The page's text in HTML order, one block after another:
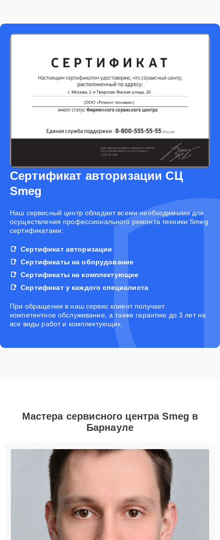
Сертификат авторизации СЦ
Smeg
Наш сервисный центр обладает всеми необходимыми для
осуществления профессионального ремонта техники Smeg
сертификатами:
Сертификат авторизации
Сертификаты на оборудование
Сертификаты на комплектующие
Сертификат у каждого специалиста
При обращении в наш сервис клиент получает
компетентное обслуживание, а также гарантию до 3 лет на
все виды работ и комплектующих.
Мастера сервисного центра Smeg в
Барнауле